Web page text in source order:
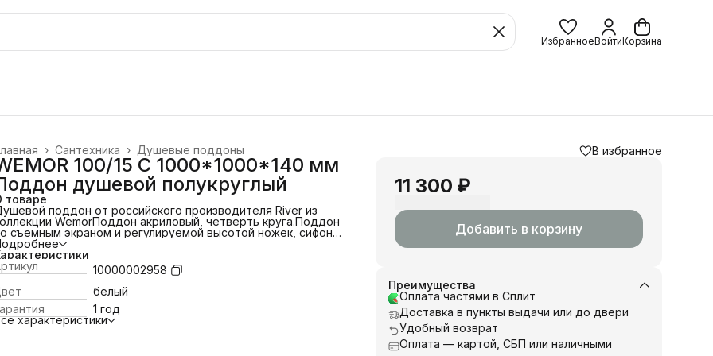
ИзбранноеВойтиКорзина
Душевые поддоны
Сантехника ›
›
100/15 C 1000*1000*140 мм
душевой полукруглый
товаре
поддон от российского производителя River из
WemorПоддон акриловый, четверть круга.Поддон
съемным экраном и регулируемой высотой ножек, сифон с
и гофротрубой.
покрытием.
Глубина: 4 см.
10000002958
белый
1 год
характеристики
В избранное
11 300 ₽
Добавить в корзину
Преимущества
Оплата частями в Сплит
Доставка в пункты выдачи или до двери
Удобный возврат
Оплата — картой, СБП или наличными